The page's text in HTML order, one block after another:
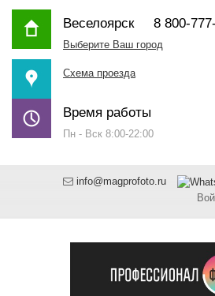
Веселоярск8 800-777-
Выберите Ваш город
Схема проезда
Время работы
Пн - Вск 8:00-22:00
info@magprofoto.ru